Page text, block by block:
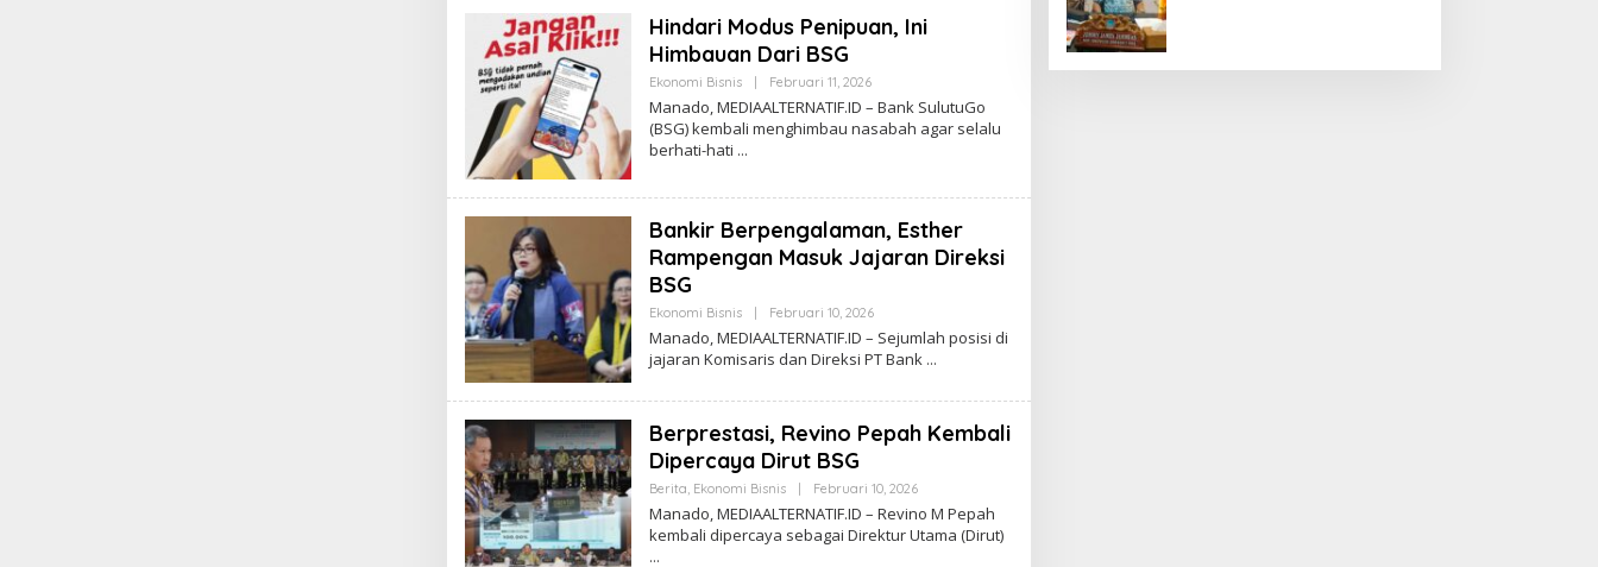
K
S
D
I
A
Hindari Modus Penipuan, Ini
Himbauan Dari BSG
Ekonomi Bisnis | Februari 11, 2026O
E
H
A
S
M
I
A
Manado, MEDIAALTERNATIF.ID – Bank SulutuGo
(BSG) kembali menghimbau nasabah agar selalu
berhati-hati
Bankir Berpengalaman, Esther
Rampengan Masuk Jajaran Direksi
BSG
Ekonomi Bisnis | Februari 10, 2026O
E
H
A
K
M
E
D
I
Manado, MEDIAALTERNATIF.ID – Sejumlah posisi di
jajaran Komisaris dan Direksi PT Bank
Berprestasi, Revino Pepah Kembali
Dipercaya Dirut BSG
Berita, Ekonomi Bisnis | Februari 10, 2026O
E
H
Manado, MEDIAALTERNATIF.ID – Revino M Pepah
kembali dipercaya sebagai Direktur Utama (Dirut)